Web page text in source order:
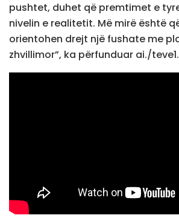
pushtet, duhet që premtimet e
nivelin e realitetit. Më mirë është
orientohen drejt një fushate me
zhvillimor”, ka përfunduar ai./